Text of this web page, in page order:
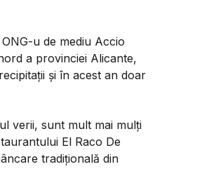
u de mediu Accio
a provinciei Alicante,
şi în acest an doar
verii, sunt mult mai mulţi
El Raco De
tradiţională din